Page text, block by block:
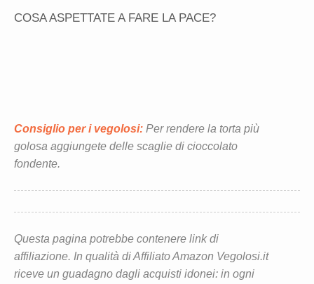
COSA ASPETTATE A FARE LA PACE?
Consiglio per i vegolosi: Per rendere la torta più
golosa aggiungete delle scaglie di cioccolato
fondente.
Questa pagina potrebbe contenere link di
affiliazione. In qualità di Affiliato Amazon Vegolosi.it
riceve un guadagno dagli acquisti idonei: in ogni